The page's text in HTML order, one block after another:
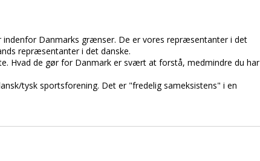
Danmarks grænser. De er vores repræsentanter i det
repræsentanter i det danske.
Hvad de gør for Danmark er svært at forstå, medmindre du har
tysk sportsforening. Det er "fredelig sameksistens" i en